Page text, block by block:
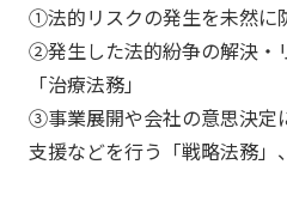
①法的リスクの発生を未然に
②発生した法的紛争の解決・
「治療法務」
③事業展開や会社の意思決定
支援などを行う「戦略法務」